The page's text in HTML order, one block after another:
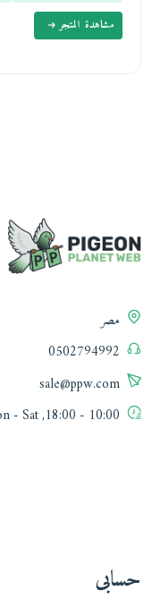
مشاهدة المتجر
مصر
0502794992
sale@ppw.com
10:00 - 18:00, Mon - Sat
حسابى